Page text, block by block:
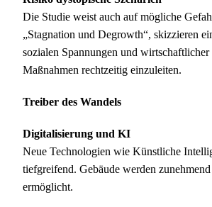
Die Studie weist auch auf mögliche
„Stagnation und Degrowth“, skizzieren
sozialen Spannungen und
Maßnahmen rechtzeitig einzuleiten.
Treiber des Wandels
Digitalisierung und KI
Neue Technologien wie Künstliche
tiefgreifend. Gebäude werden
ermöglicht.